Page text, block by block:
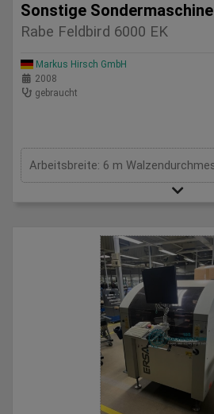
Sonstige Sondermaschine
Rabe Feldbird 6000 EK
Markus Hirsch GmbH
2008
gebraucht